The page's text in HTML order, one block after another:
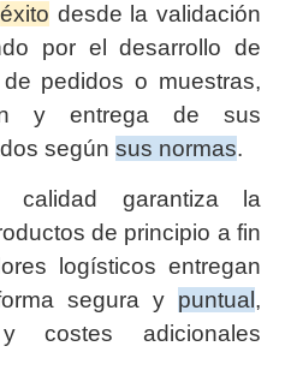
éxito desde la validación
por el desarrollo de
pedidos o muestras,
y entrega de sus
según sus normas.
calidad garantiza la
de principio a fin
logísticos entregan
segura y puntual ,
costes adicionales